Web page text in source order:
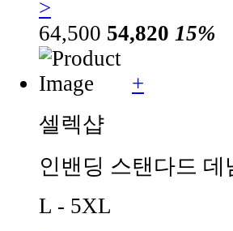
>
64,500 54,820 15%
+
셀렉샵
인밴딩 스탠다드 데
L - 5XL